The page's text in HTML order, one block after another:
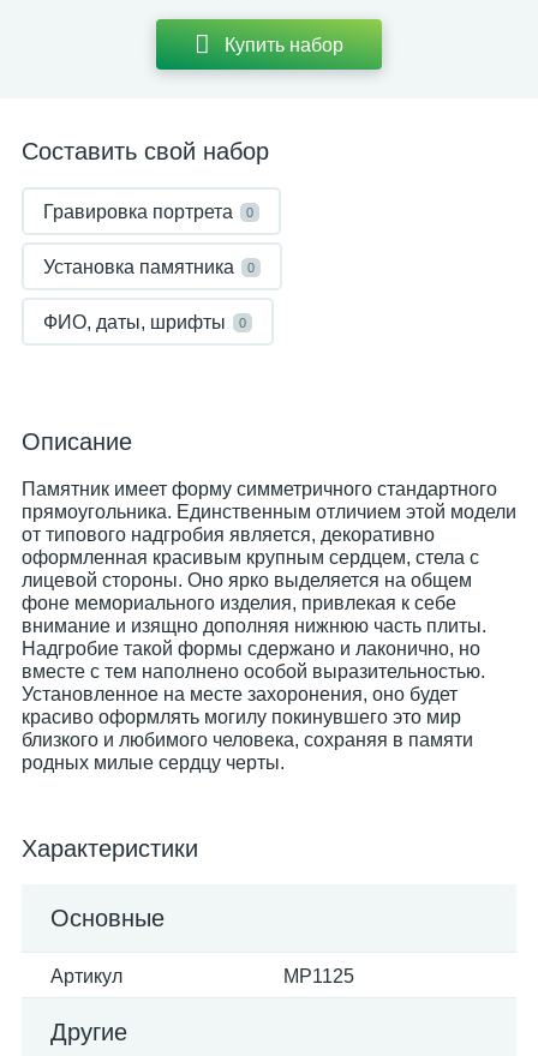
Купить набор
Составить свой набор
Гравировка портрета 0
Установка памятника 0
ФИО, даты, шрифты 0
Описание
Памятник имеет форму симметричного стандартного
прямоугольника. Единственным отличием этой модели
от типового надгробия является, декоративно
оформленная красивым крупным сердцем, стела с
лицевой стороны. Оно ярко выделяется на общем
фоне мемориального изделия, привлекая к себе
внимание и изящно дополняя нижнюю часть плиты.
Надгробие такой формы сдержано и лаконично, но
вместе с тем наполнено особой выразительностью.
Установленное на месте захоронения, оно будет
красиво оформлять могилу покинувшего это мир
близкого и любимого человека, сохраняя в памяти
родных милые сердцу черты.
Характеристики
Основные
Артикул MP1125
Другие